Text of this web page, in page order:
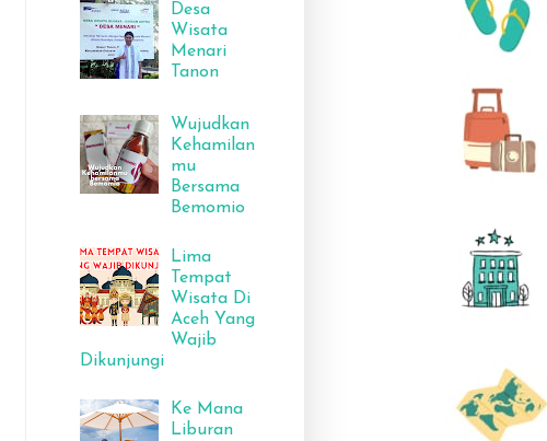
Desa
Wisata
Menari
Tanon
Wujudkan
Kehamilan
mu
Bersama
Bemomio
Lima
Tempat
Wisata Di
Aceh Yang
Wajib
Dikunjungi
Ke Mana
Liburan